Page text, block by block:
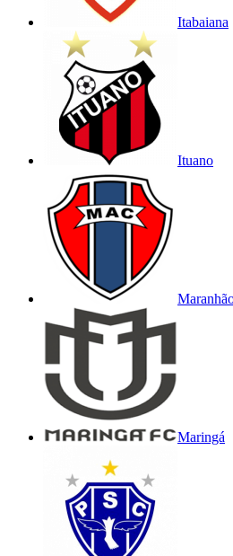
Itabaiana
Ituano
Maringá